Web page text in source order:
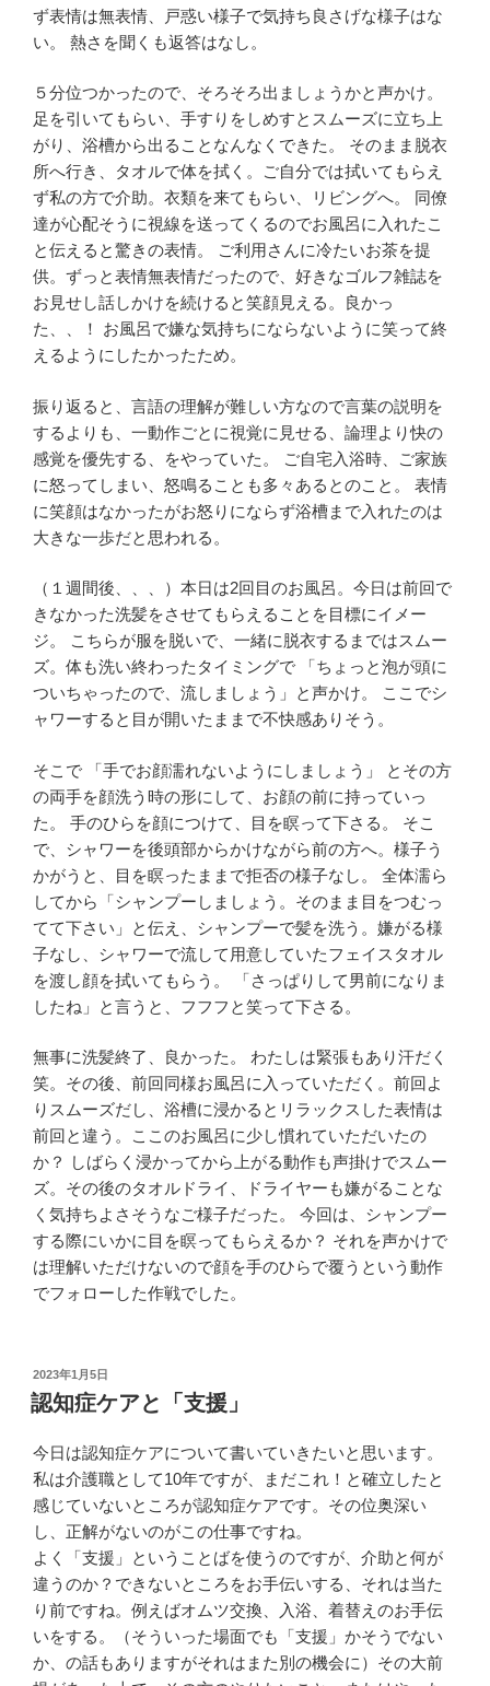
ず表情は無表情、戸惑い様子で気持ち良さげな様子はな
い。 熱さを聞くも返答はなし。
５分位つかったので、そろそろ出ましょうかと声かけ。
足を引いてもらい、手すりをしめすとスムーズに立ち上
がり、浴槽から出ることなんなくできた。 そのまま脱衣
所へ行き、タオルで体を拭く。ご自分では拭いてもらえ
ず私の方で介助。衣類を来てもらい、リビングへ。 同僚
達が心配そうに視線を送ってくるのでお風呂に入れたこ
と伝えると驚きの表情。 ご利用さんに冷たいお茶を提
供。ずっと表情無表情だったので、好きなゴルフ雑誌を
お見せし話しかけを続けると笑顔見える。良かっ
た、、！ お風呂で嫌な気持ちにならないように笑って終
えるようにしたかったため。
振り返ると、言語の理解が難しい方なので言葉の説明を
するよりも、一動作ごとに視覚に見せる、論理より快の
感覚を優先する、をやっていた。 ご自宅入浴時、ご家族
に怒ってしまい、怒鳴ることも多々あるとのこと。 表情
に笑顔はなかったがお怒りにならず浴槽まで入れたのは
大きな一歩だと思われる。
（１週間後、、、）本日は2回目のお風呂。今日は前回で
きなかった洗髪をさせてもらえることを目標にイメー
ジ。 こちらが服を脱いで、一緒に脱衣するまではスムー
ズ。体も洗い終わったタイミングで 「ちょっと泡が頭に
ついちゃったので、流しましょう」と声かけ。 ここでシ
ャワーすると目が開いたままで不快感ありそう。
そこで 「手でお顔濡れないようにしましょう」 とその方
の両手を顔洗う時の形にして、お顔の前に持っていっ
た。 手のひらを顔につけて、目を瞑って下さる。 そこ
で、シャワーを後頭部からかけながら前の方へ。様子う
かがうと、目を瞑ったままで拒否の様子なし。 全体濡ら
してから「シャンプーしましょう。そのまま目をつむっ
てて下さい」と伝え、シャンプーで髪を洗う。嫌がる様
子なし、シャワーで流して用意していたフェイスタオル
を渡し顔を拭いてもらう。 「さっぱりして男前になりま
したね」と言うと、フフフと笑って下さる。
無事に洗髪終了、良かった。 わたしは緊張もあり汗だく
笑。その後、前回同様お風呂に入っていただく。前回よ
りスムーズだし、浴槽に浸かるとリラックスした表情は
前回と違う。ここのお風呂に少し慣れていただいたの
か？ しばらく浸かってから上がる動作も声掛けでスムー
ズ。その後のタオルドライ、ドライヤーも嫌がることな
く気持ちよさそうなご様子だった。 今回は、シャンプー
する際にいかに目を瞑ってもらえるか？ それを声かけで
は理解いただけないので顔を手のひらで覆うという動作
でフォローした作戦でした。
投
稿
日:
2023年1月5日
認知症ケアと「支援」
今日は認知症ケアについて書いていきたいと思います。
私は介護職として10年ですが、まだこれ！と確立したと
感じていないところが認知症ケアです。その位奥深い
し、正解がないのがこの仕事ですね。
よく「支援」ということばを使うのですが、介助と何が
違うのか？できないところをお手伝いする、それは当た
り前ですね。例えばオムツ交換、入浴、着替えのお手伝
いをする。（そういった場面でも「支援」かそうでない
か、の話もありますがそれはまた別の機会に）その大前